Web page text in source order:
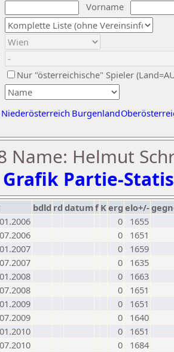
Vorname
Nur "österreichische" Spieler
Niederösterreich Burgenland
Name: Helmut
Grafik Partie-
bdld rd datumf Kerg elo+/-
0
1655
0
1651
0
1659
0
1635
0
1663
0
1651
0
1651
0
1640
0
1651
0
1684